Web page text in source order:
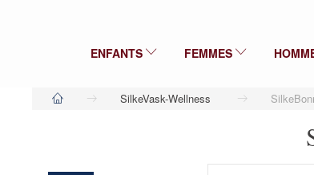
ENFANTS FEMMES
SilkeVask-Wellness